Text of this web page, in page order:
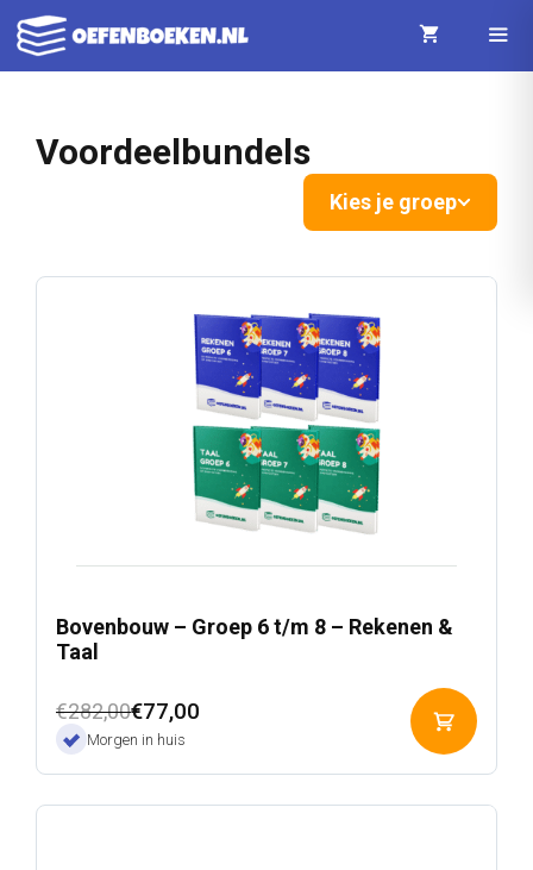
Ga
naar
inhoudVoordeelbundels
Kies je groep
Bovenbouw – Groep 6 t/m 8 – Rekenen &
Taal
€282,00
Oorspronkelijke
prijs
€282,00.
€77,00
Huidige
prijs
€77,00.
Morgen in huis
aan